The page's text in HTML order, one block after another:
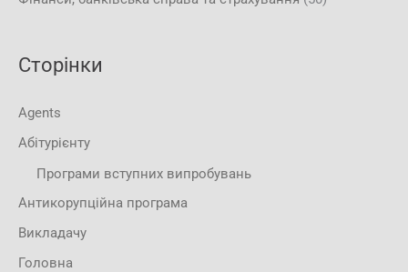
Сторінки
Agents
Абітурієнту
Програми вступних випробувань
Антикорупційна програма
Викладачу
Головна